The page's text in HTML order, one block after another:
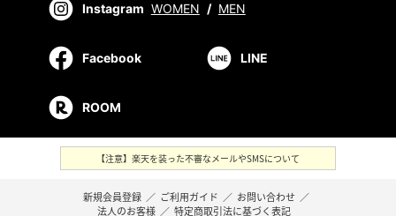
Instagram WOMEN / MEN
Facebook LINE
ROOM
【注意】楽天を装った不審なメールやSMSについて
新規会員登録 ／ ご利用ガイド ／ お問い合わせ ／
法人のお客様 ／ 特定商取引法に基づく表記